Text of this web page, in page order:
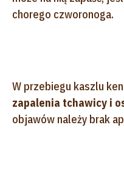
chorego czworonoga.
W przebiegu kaszlu
zapalenia tchawicy i
objawów należy brak